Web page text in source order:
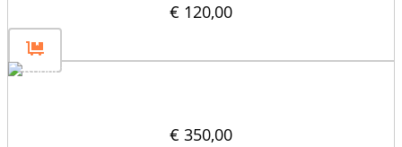
€ 120,00
€ 350,00